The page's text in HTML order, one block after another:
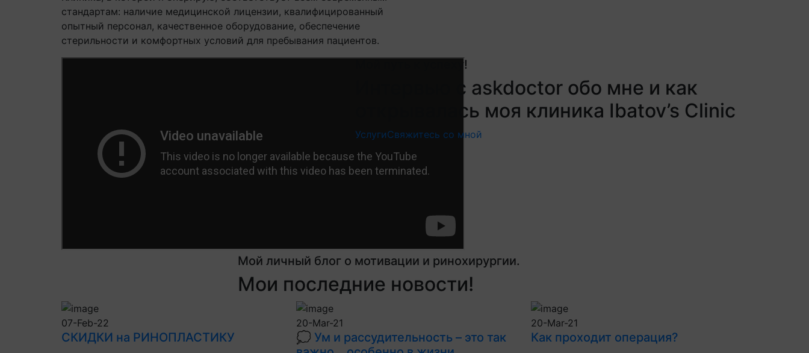
стандартам: наличие медицинской лицензии, квалифицированный
опытный персонал, качественное оборудование, обеспечение
стерильности и комфортных условий для пребывания пациентов.
Мой путь к успеху!
Интервью с askdoctor обо мне и как
открывалась моя клиника Ibatov’s Clinic
УслугиСвяжитесь со мной
Мой личный блог о мотивации и ринохирургии.
Мои последние новости!
07-Feb-22
СКИДКИ на РИНОПЛАСТИКУ
20-Mar-21
💭 Ум и рассудительность – это так
20-Mar-21
Как проходит операция?